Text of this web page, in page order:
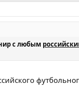
с любым